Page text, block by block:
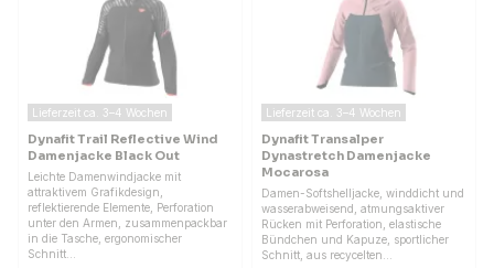
Lieferzeit ca. 3–4 Wochen
Dynafit Trail Reflective Wind
Damenjacke Black Out
Leichte Damenwindjacke mit
attraktivem Grafikdesign,
reflektierende Elemente, Perforation
unter den Armen, zusammenpackbar
in die Tasche, ergonomischer
Schnitt…
Lieferzeit ca. 3–4 Wochen
Dynafit Transalper
Dynastretch Damenjacke
Mocarosa
Damen-Softshelljacke, winddicht und
wasserabweisend, atmungsaktiver
Rücken mit Perforation, elastische
Bündchen und Kapuze, sportlicher
Schnitt, aus recycelten…